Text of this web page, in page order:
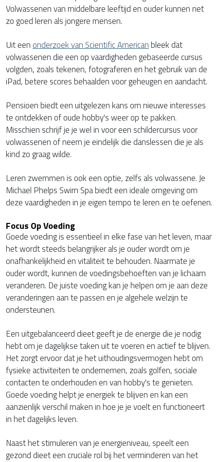
Volwassenen van middelbare leeftijd en ouder kunnen net
zo goed leren als jongere mensen.
Uit een onderzoek van Scientific Americanbleek dat
volwassenen die een op vaardigheden gebaseerde cursus
volgden, zoals tekenen, fotograferen en het gebruik van de
iPad, betere scores behaalden voor geheugen en aandacht.
Pensioen biedt een uitgelezen kans om nieuwe interesses
te ontdekken of oude hobby's weer op te pakken.
Misschien schrijf je je wel in voor een schildercursus voor
volwassenen of neem je eindelijk die danslessen die je als
kind zo graag wilde.
Leren zwemmen is ook een optie, zelfs als volwassene. Je
Michael Phelps Swim Spa biedt een ideale omgeving om
deze vaardigheden in je eigen tempo te leren en te oefenen.
Focus Op Voeding
Goede voeding is essentieel in elke fase van het leven, maar
het wordt steeds belangrijker als je ouder wordt om je
onafhankelijkheid en vitaliteit te behouden. Naarmate je
ouder wordt, kunnen de voedingsbehoeften van je lichaam
veranderen. De juiste voeding kan je helpen om je aan deze
veranderingen aan te passen en je algehele welzijn te
ondersteunen.
Een uitgebalanceerd dieet geeft je de energie die je nodig
hebt om je dagelijkse taken uit te voeren en actief te blijven.
Het zorgt ervoor dat je het uithoudingsvermogen hebt om
fysieke activiteiten te ondernemen, zoals golfen, sociale
contacten te onderhouden en van hobby's te genieten.
Goede voeding helpt je energiek te blijven en kan een
aanzienlijk verschil maken in hoe je je voelt en functioneert
in het dagelijks leven.
Naast het stimuleren van je energieniveau, speelt een
gezond dieet een cruciale rol bij het verminderen van het